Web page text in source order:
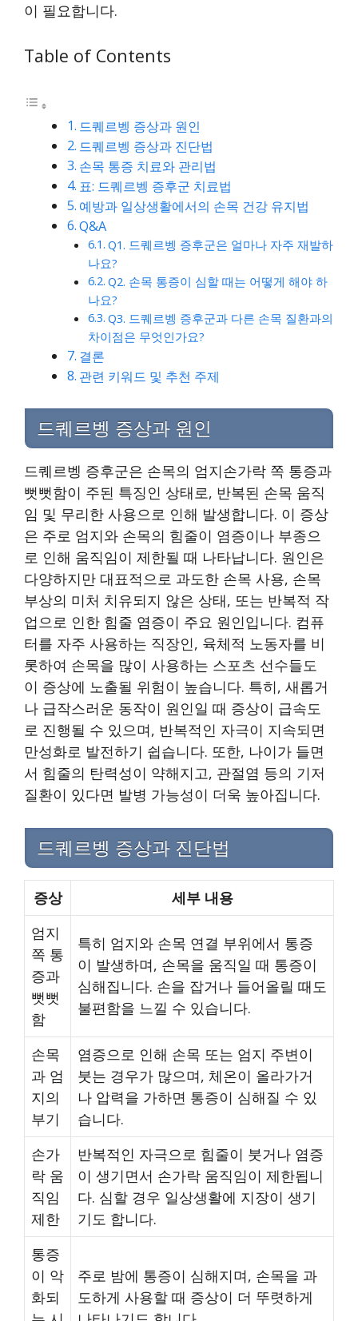
이 필요합니다.
Table of Contents
드퀘르벵 증상과 원인
드퀘르벵 증상과 진단법
손목 통증 치료와 관리법
표: 드퀘르벵 증후군 치료법
예방과 일상생활에서의 손목 건강 유지법
Q&A
Q1. 드퀘르벵 증후군은 얼마나 자주 재발하
나요?
Q2. 손목 통증이 심할 때는 어떻게 해야 하
나요?
Q3. 드퀘르벵 증후군과 다른 손목 질환과의
차이점은 무엇인가요?
결론
관련 키워드 및 추천 주제
드퀘르벵 증상과 원인
드퀘르벵 증후군은 손목의 엄지손가락 쪽 통증과
뻣뻣함이 주된 특징인 상태로, 반복된 손목 움직
임 및 무리한 사용으로 인해 발생합니다. 이 증상
은 주로 엄지와 손목의 힘줄이 염증이나 부종으
로 인해 움직임이 제한될 때 나타납니다. 원인은
다양하지만 대표적으로 과도한 손목 사용, 손목
부상의 미처 치유되지 않은 상태, 또는 반복적 작
업으로 인한 힘줄 염증이 주요 원인입니다. 컴퓨
터를 자주 사용하는 직장인, 육체적 노동자를 비
롯하여 손목을 많이 사용하는 스포츠 선수들도
이 증상에 노출될 위험이 높습니다. 특히, 새롭거
나 급작스러운 동작이 원인일 때 증상이 급속도
로 진행될 수 있으며, 반복적인 자극이 지속되면
만성화로 발전하기 쉽습니다. 또한, 나이가 들면
서 힘줄의 탄력성이 약해지고, 관절염 등의 기저
질환이 있다면 발병 가능성이 더욱 높아집니다.
드퀘르벵 증상과 진단법
증상
세부 내용
엄지
쪽 통
증과
뻣뻣
함
특히 엄지와 손목 연결 부위에서 통증
이 발생하며, 손목을 움직일 때 통증이
심해집니다. 손을 잡거나 들어올릴 때도
불편함을 느낄 수 있습니다.
손목
과 엄
지의
부기
염증으로 인해 손목 또는 엄지 주변이
붓는 경우가 많으며, 체온이 올라가거
나 압력을 가하면 통증이 심해질 수 있
습니다.
손가
락 움
직임
제한
반복적인 자극으로 힘줄이 붓거나 염증
이 생기면서 손가락 움직임이 제한됩니
다. 심할 경우 일상생활에 지장이 생기
기도 합니다.
통증
이 악
화되
주로 밤에 통증이 심해지며, 손목을 과
도하게 사용할 때 증상이 더 뚜렷하게